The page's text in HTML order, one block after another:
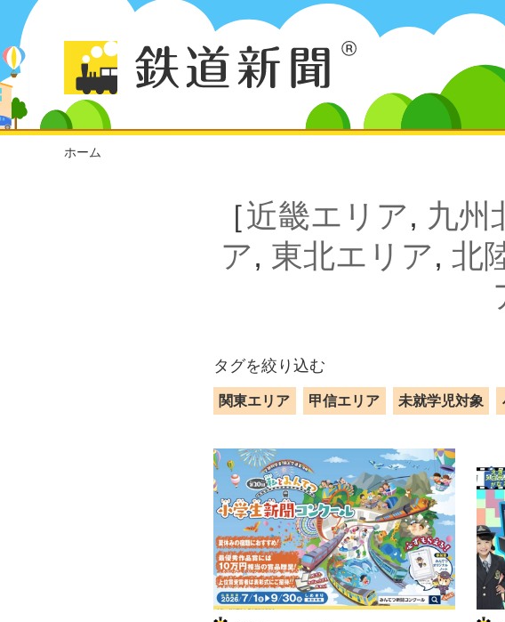
ホーム
［近畿エリア, 九州
ア, 東北エリア, 北
タグを絞り込む
関東エリア 甲信エリア 未就学児対象